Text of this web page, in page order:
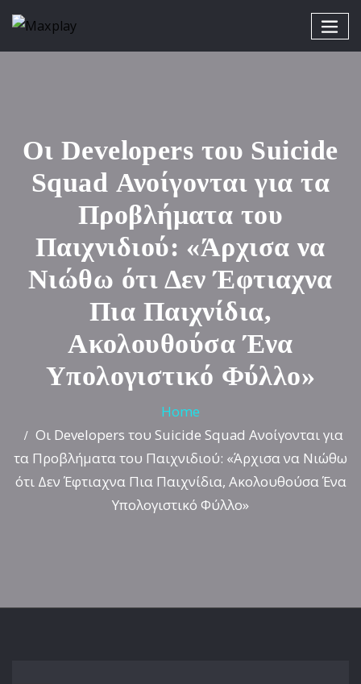
Οι Developers του Suicide
Squad Ανοίγονται για τα
Προβλήματα του
Παιχνιδιού: «Άρχισα να
Νιώθω ότι Δεν Έφτιαχνα
Πια Παιχνίδια,
Ακολουθούσα Ένα
Υπολογιστικό Φύλλο»
Home
Οι Developers του Suicide Squad Ανοίγονται για
τα Προβλήματα του Παιχνιδιού: «Άρχισα να Νιώθω
ότι Δεν Έφτιαχνα Πια Παιχνίδια, Ακολουθούσα Ένα
Υπολογιστικό Φύλλο»